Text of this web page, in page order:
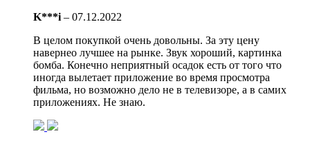
K***i – 07.12.2022
В целом покупкой очень довольны. За эту цену
навернео лучшее на рынке. Звук хороший, картинка
бомба. Конечно неприятный осадок есть от того что
иногда вылетает приложение во время просмотра
фильма, но возможно дело не в телевизоре, а в самих
приложениях. Не знаю.